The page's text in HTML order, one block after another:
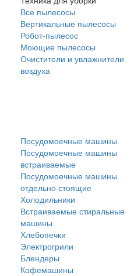
Все пылесосы
Вертикальные пылесосы
Робот-пылесос
Моющие пылесосы
Очистители и увлажнители
воздуха
Посудомоечные машины
Посудомоечные машины
встраиваемые
Посудомоечные машины
отдельно стоящие
Холодильники
Встраиваемые стиральные
машины
Хлебопечки
Электрогрили
Блендеры
Кофемашины